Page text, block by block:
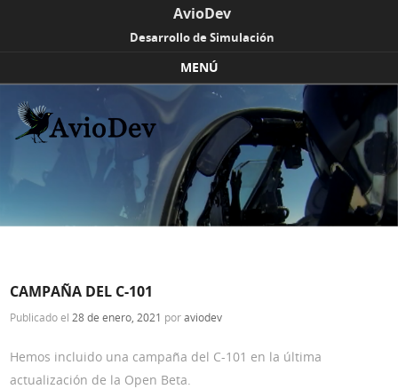
AvioDev
Desarrollo de Simulación
MENÚ
CAMPAÑA DEL C-101
Publicado el 28 de enero, 2021 poraviodev
Hemos incluido una campaña del C-101 en la última
actualización de la Open Beta.